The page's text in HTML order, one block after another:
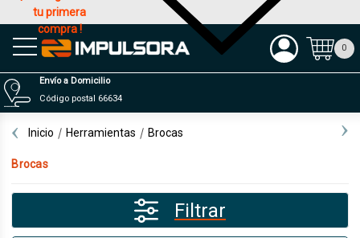
tu primera
compra !
Productos
Envío a Domicilio
Código postal 66634
0
Inicio Herramientas Brocas
Brocas
Filtrar